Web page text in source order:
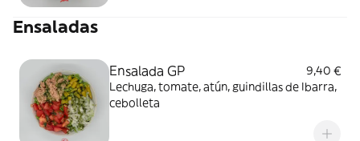
Ensaladas
Ensalada GP
9,40 €
Lechuga, tomate, atún, guindillas de Ibarra,
cebolleta